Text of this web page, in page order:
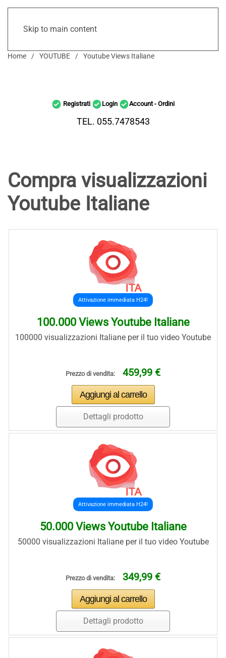
Skip to main content
Home YOUTUBE Youtube Views Italiane
Registrati Login Account - Ordini
TEL. 055.7478543
Compra visualizzazioni
Youtube Italiane
Attivazione immediata H24!
100.000 Views Youtube Italiane
100000 visualizzazioni Italiane per il tuo video Youtube
Prezzo di vendita: 459,99 €
Dettagli prodotto
Attivazione immediata H24!
50.000 Views Youtube Italiane
50000 visualizzazioni Italiane per il tuo video Youtube
Prezzo di vendita: 349,99 €
Dettagli prodotto